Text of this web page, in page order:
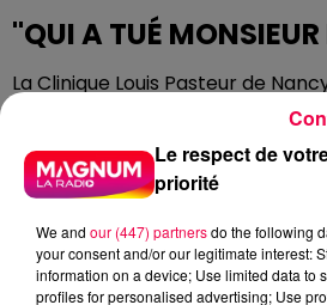
"QUI A TUÉ MONSIEUR
La Clinique Louis Pasteur de
la 20e Semaine Nationale du
sensibilisation originale et
qui prend la forme d'un Cluedo
a tué Monsieur le Rein?".
Scénario : Un crime a été
Le respect de
priorité
We and our (447) partnersdo the following
your consent and/or our legitimate interest:
information on a device; Use limited data to
profiles for personalised advertising; Use